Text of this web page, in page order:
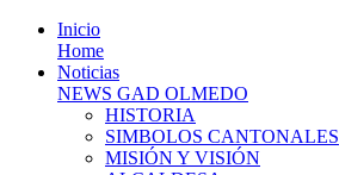
Inicio
Home
Noticias
NEWS GAD OLMEDO
HISTORIA
SIMBOLOS CANTONALES
MISIÓN Y VISIÓN